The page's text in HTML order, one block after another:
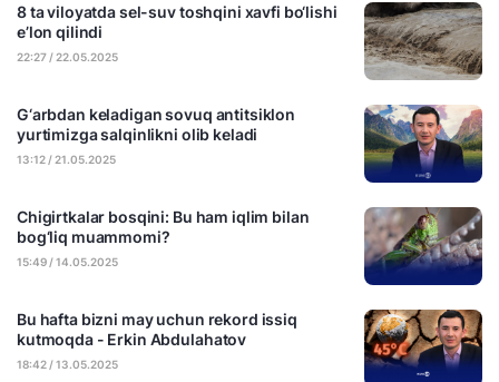
8 ta viloyatda sel-suv toshqini xavfi bo‘lishi
e’lon qilindi
22:27 / 22.05.2025
G‘arbdan keladigan sovuq antitsiklon
yurtimizga salqinlikni olib keladi
13:12 / 21.05.2025
Chigirtkalar bosqini: Bu ham iqlim bilan
bog‘liq muammomi?
15:49 / 14.05.2025
Bu hafta bizni may uchun rekord issiq
kutmoqda - Erkin Abdulahatov
18:42 / 13.05.2025